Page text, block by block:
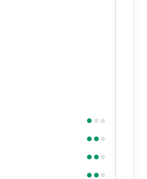
● ● ●
●●●
●●●
●●●